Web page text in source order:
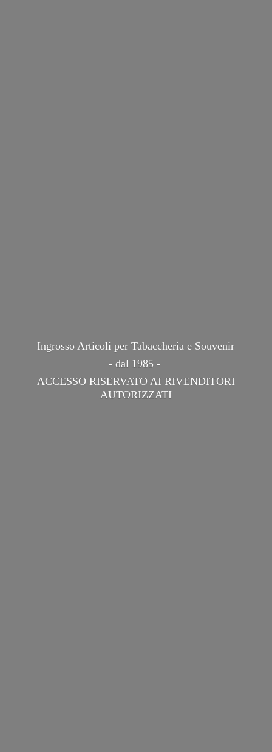
Ingrosso Articoli per Tabaccheria e Souvenir
- dal 1985 -
ACCESSO RISERVATO AI RIVENDITORI
AUTORIZZATI